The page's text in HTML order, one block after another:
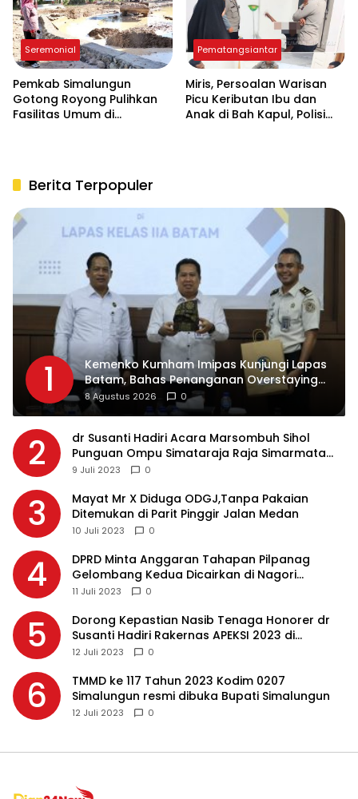
Seremonial
Pemkab Simalungun
Gotong Royong Pulihkan
Fasilitas Umum di
Pematangsiantar
Miris, Persoalan Warisan
Picu Keributan Ibu dan
Anak di Bah Kapul, Polisi
Berita Terpopuler
1
Kemenko Kumham Imipas Kunjungi Lapas
Batam, Bahas Penanganan Overstaying
dan Implementasi KUHP Baru
8 Agustus 2026 0
2
dr Susanti Hadiri Acara Marsombuh Sihol
Punguan Ompu Simataraja Raja Simarmata
Dohot Boruna Kota Siantar
9 Juli 2023 0
3
Mayat Mr X Diduga ODGJ,Tanpa Pakaian
Ditemukan di Parit Pinggir Jalan Medan
10 Juli 2023 0
4
DPRD Minta Anggaran Tahapan Pilpanag
Gelombang Kedua Dicairkan di Nagori
Masing-masing, Ini Alasannya…
11 Juli 2023 0
5
Dorong Kepastian Nasib Tenaga Honorer dr
Susanti Hadiri Rakernas APEKSI 2023 di
Makassar
12 Juli 2023 0
6
TMMD ke 117 Tahun 2023 Kodim 0207
Simalungun resmi dibuka Bupati Simalungun
12 Juli 2023 0